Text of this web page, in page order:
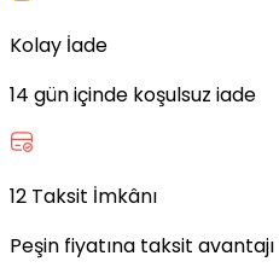
Kolay İade
14 gün içinde koşulsuz iade
12 Taksit İmkânı
Peşin fiyatına taksit avantajı